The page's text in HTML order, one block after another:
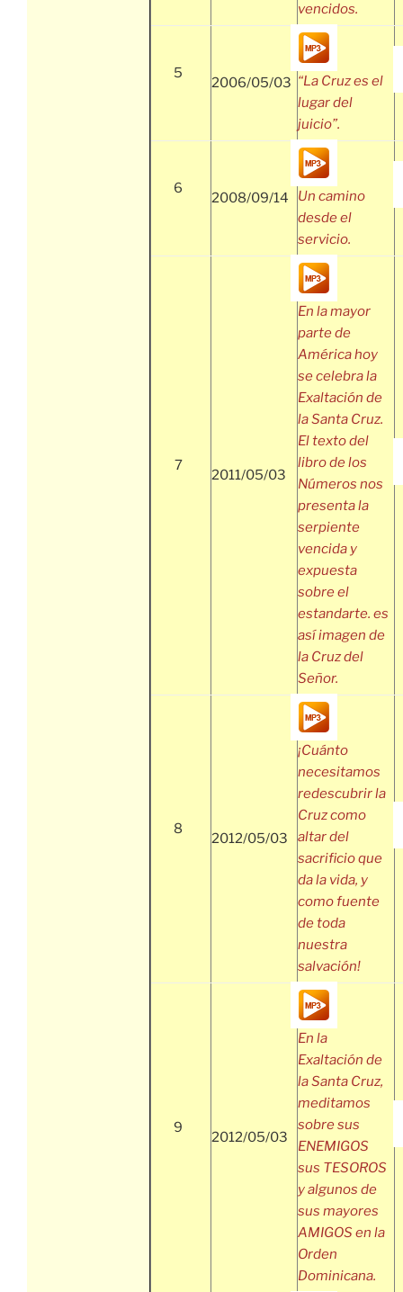
vencidos.
5
2006/05/03 “La Cruz es el
lugar del
juicio”.
6
2008/09/14
Un camino
desde el
servicio.
7
2011/05/03
En la mayor
parte de
América hoy
se celebra la
Exaltación de
la Santa Cruz.
El texto del
libro de los
Números nos
presenta la
serpiente
vencida y
expuesta
sobre el
estandarte. es
así imagen de
la Cruz del
Señor.
8
2012/05/03
¡Cuánto
necesitamos
redescubrir la
Cruz como
altar del
sacrificio que
da la vida, y
como fuente
de toda
nuestra
salvación!
9
2012/05/03
En la
Exaltación de
la Santa Cruz,
meditamos
sobre sus
ENEMIGOS
sus TESOROS
y algunos de
sus mayores
AMIGOS en la
Orden
Dominicana.